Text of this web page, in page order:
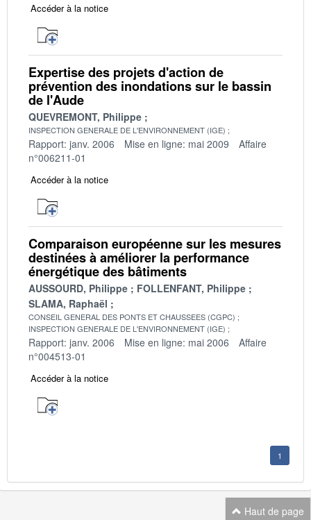
Accéder à la notice
Expertise des projets d'action de
prévention des inondations sur le bassin
de l'Aude
QUEVREMONT, Philippe
INSPECTION GENERALE DE L'ENVIRONNEMENT (IGE)
Rapport: janv. 2006 Mise en ligne: mai 2009
Affaire
n°006211-01
Accéder à la notice
Comparaison européenne sur les mesures
destinées à améliorer la performance
énergétique des bâtiments
AUSSOURD, Philippe
FOLLENFANT, Philippe
SLAMA, Raphaël
CONSEIL GENERAL DES PONTS ET CHAUSSEES (CGPC)
INSPECTION GENERALE DE L'ENVIRONNEMENT (IGE)
Rapport: janv. 2006 Mise en ligne: mai 2006
Affaire
n°004513-01
Accéder à la notice
1
Haut de page